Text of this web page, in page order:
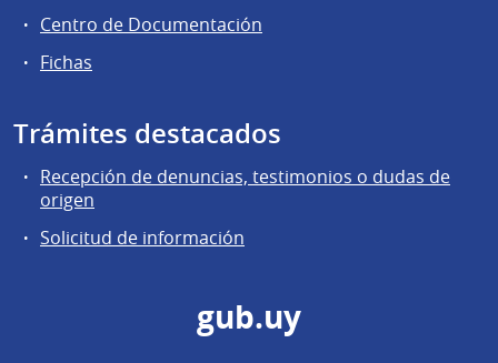
Centro de Documentación
Fichas
Trámites destacados
Recepción de denuncias, testimonios o dudas de
origen
Solicitud de información
gub.uy